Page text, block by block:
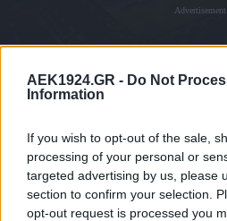
AEK1924.GR - Do Not
Information
If you wish to opt-out of the sale,
processing of your personal or
targeted advertising by us, please
section to confirm your selection.
opt-out request is processed you
Advertisement